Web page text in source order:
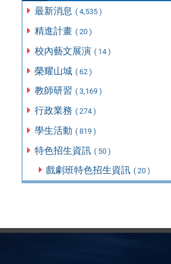
最新消息 ( 4,535 )
精進計畫 ( 20 )
校內藝文展演 ( 14 )
榮耀山城 ( 62 )
教師研習 ( 3,169 )
行政業務 ( 274 )
學生活動 ( 819 )
特色招生資訊 ( 50 )
戲劇班特色招生資訊 ( 20 )